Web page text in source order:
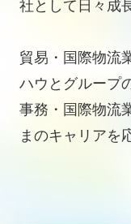
社として日々成
貿易・国際物流
ハウとグループ
事務・国際物流
まのキャリアを